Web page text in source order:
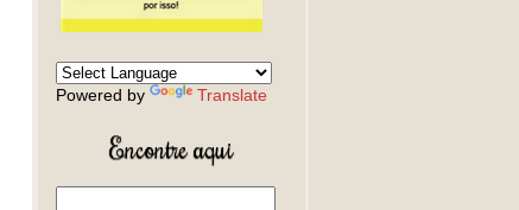
Powered by Translate
Encontre aqui